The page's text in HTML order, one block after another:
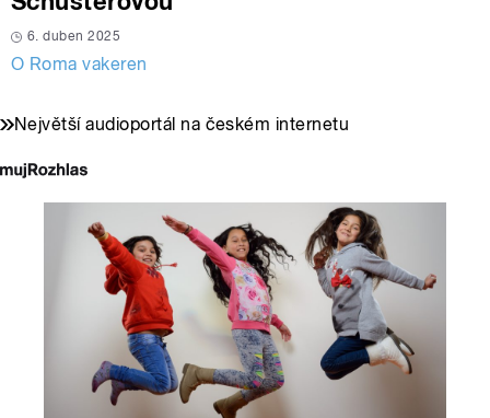
6. duben 2025
O Roma vakeren
Největší audioportál na českém internetu